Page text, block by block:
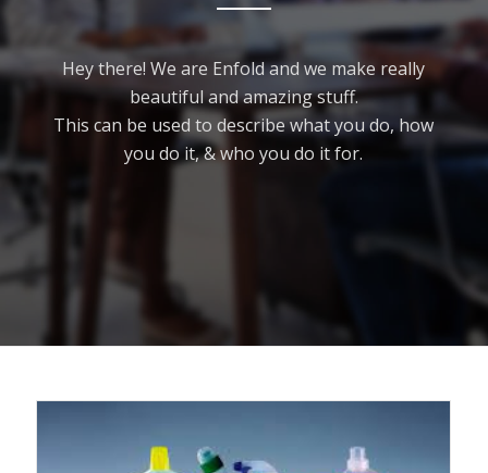
Hey there! We are Enfold and we make really
beautiful and amazing stuff.
This can be used to describe what you do, how
you do it, & who you do it for.